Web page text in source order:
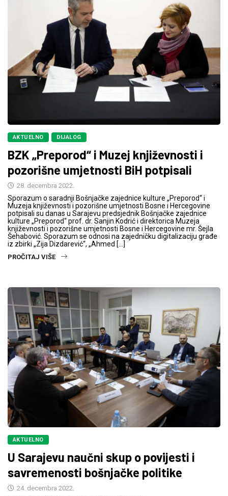
AKTUELNO DIJALOG
BZK „Preporod“ i Muzej književnosti i
pozorišne umjetnosti BiH potpisali
28. decembra 2022.
Sporazum o saradnji Bošnjačke zajednice kulture „Preporod“ i
Muzeja književnosti i pozorišne umjetnosti Bosne i Hercegovine
potpisali su danas u Sarajevu predsjednik Bošnjačke zajednice
kulture „Preporod“ prof. dr. Sanjin Kodrić i direktorica Muzeja
književnosti i pozorišne umjetnosti Bosne i Hercegovine mr. Šejla
Šehabović. Sporazum se odnosi na zajedničku digitalizaciju građe
iz zbirki „Zija Dizdarević“, „Ahmed […]
PROČITAJ VIŠE
AKTUELNO
U Sarajevu naučni skup o povijesti i
savremenosti bošnjačke politike
24. decembra 2022.